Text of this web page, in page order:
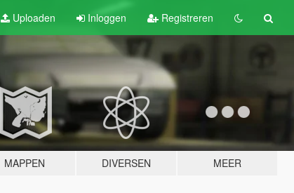
Uploaden Inloggen Registreren
MAPPEN DIVERSEN MEER